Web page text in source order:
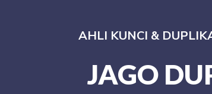
AHLI KUNCI &
JAGO